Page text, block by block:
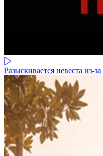
Разыскивается невеста из-